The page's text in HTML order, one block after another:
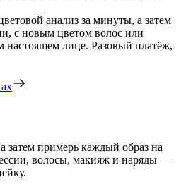
анализ за минуты, а затем
с новым цветом волос или
лице. Разовый платёж,
затем примерь каждый образ на
волосы, макияж и наряды —